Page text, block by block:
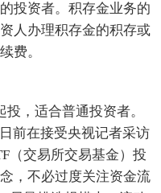
投资者。积存金业务的
人办理积存金的积存或
费。
，适合普通投资者。
前在接受央视记者采访
（交易所交易基金）投
，不必过度关注资金流